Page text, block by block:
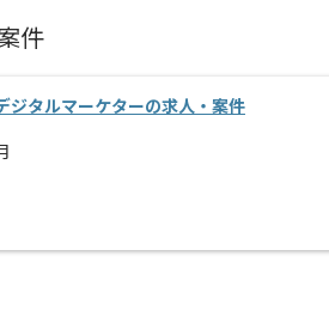
件
ジタルマーケターの求人・案件